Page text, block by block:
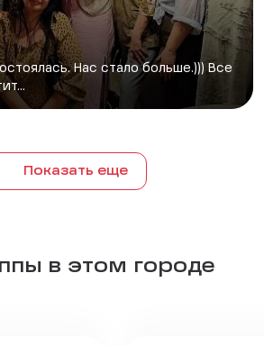
Нас стало больше.))) Все
Показать еще
в этом городе